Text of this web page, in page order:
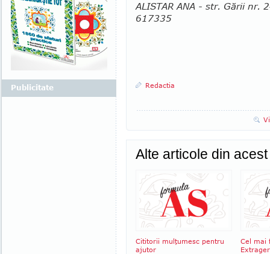
ALISTAR ANA - str. Gării nr.
617335
Redactia
Alte articole din
Cititorii mulţumesc pentru
ajutor
Cel mai
Publicitate